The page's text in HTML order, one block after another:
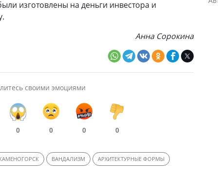
изготовлены на деньги инвестора и
Анна Сорокина
своими эмоциями
0 0 0 0
ВАНДАЛИЗМ АРХИТЕКТУРНЫЕ ФОРМЫ